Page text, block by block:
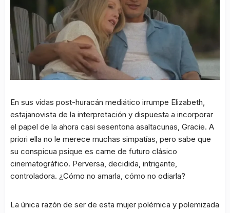
En sus vidas post-huracán mediático irrumpe Elizabeth,
estajanovista de la interpretación y dispuesta a incorporar
el papel de la ahora casi sesentona asaltacunas, Gracie. A
priori ella no le merece muchas simpatías, pero sabe que
su conspicua psique es carne de futuro clásico
cinematográfico. Perversa, decidida, intrigante,
controladora. ¿Cómo no amarla, cómo no odiarla?
La única razón de ser de esta mujer polémica y polemizada